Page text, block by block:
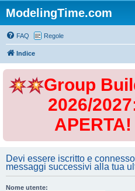
ModelingTime.com
FAQ Regole
Indice
Group
2026/
APERTA!
Devi essere iscritto e
messaggi successivi alla tua
Nome utente: